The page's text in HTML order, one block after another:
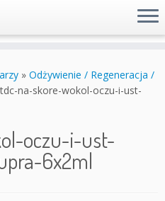
» Odżywienie / Regeneracja /
tdc-na-skore-wokol-oczu-i-ust-
oczu-i-ust-
6x2ml